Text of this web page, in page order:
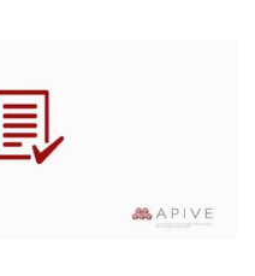
Penal (COIP)